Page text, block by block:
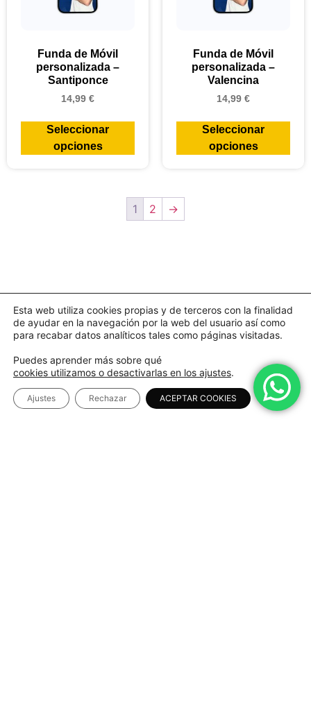
Funda de Móvil
personalizada –
Santiponce
14,99 €
Seleccionar
opciones
Funda de Móvil
personalizada –
Valencina
14,99 €
Seleccionar
opciones
1 2 →
Esta web utiliza cookies propias y de terceros con la finalidad
de ayudar en la navegación por la web del usuario así como
para recabar datos analíticos tales como páginas visitadas.
Puedes aprender más sobre qué
cookies utilizamos o desactivarlas en los ajustes.
ACEPTAR COOKIES
Rechazar
Ajustes